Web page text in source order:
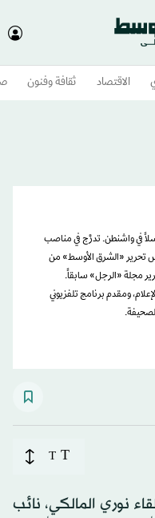
الاقتصاد ثقافة وفنون
في واشنطن. تدرَّج في مناصب
تحرير «الشرق الأوسط» من
تحرير مجلة «الرجل» سابقاً.
ومقدم برنامج تلفزيوني
T
T
نوري المالكي، نائب